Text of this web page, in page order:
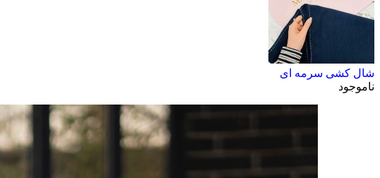
شال کشی سرمه ای
ناموجود